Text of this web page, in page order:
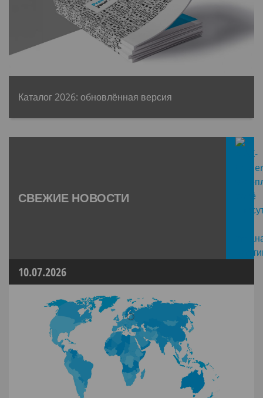
Каталог 2026: обновлённая версия
СВЕЖИЕ НОВОСТИ
10.07.2026